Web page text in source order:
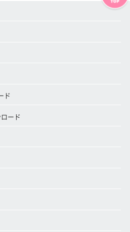
ド
ード